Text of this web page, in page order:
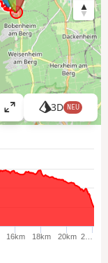
K
a
e
ß
3D NEU
16km 18km 20km 2…